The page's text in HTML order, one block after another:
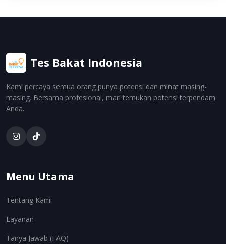
Tes Bakat Indonesia
Kami percaya semua orang punya potensi dan minat masing-
masing. Bersama profesional, mari temukan potensi terpendam
Anda.
Menu Utama
Tentang Kami
Layanan
Tanya Jawab (FAQ)